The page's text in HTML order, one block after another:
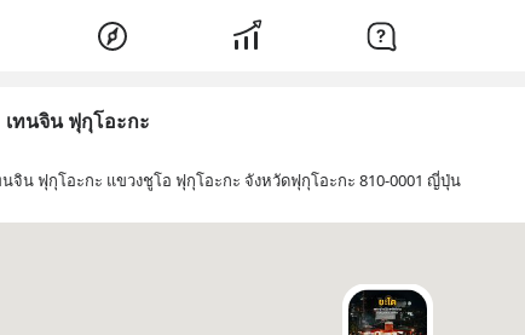
เทนจิน ฟุกุโอะกะ
นจิน ฟุกุโอะกะ แขวงชูโอ ฟุกุโอะกะ จังหวัดฟุกุโอะกะ 810-0001 ญี่ปุ่น